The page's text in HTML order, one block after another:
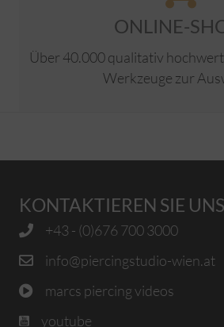
ONLINE-
Über 40.000 qualitativ
Werkzeuge zur
KONTAKTIEREN SIE UNS
+43 - (0)676 700 3000
info@piercingstudio-wien.at
marcs piercing videos
youtube